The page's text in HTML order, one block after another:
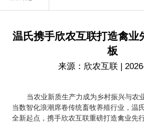
温氏携手欣农互联打造禽业
板
来源：欣农互联 |
当农业新质生产力成为乡村振兴与农
当数智化浪潮席卷传统畜牧养殖行业，温
全新起点，携手欣农互联重磅打造禽业先